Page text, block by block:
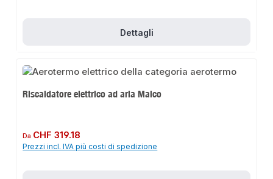
Dettagli
Riscaldatore elettrico ad aria Maico
Prezzo normale:
Da CHF 319.18
Prezzi incl. IVA più costi di spedizione